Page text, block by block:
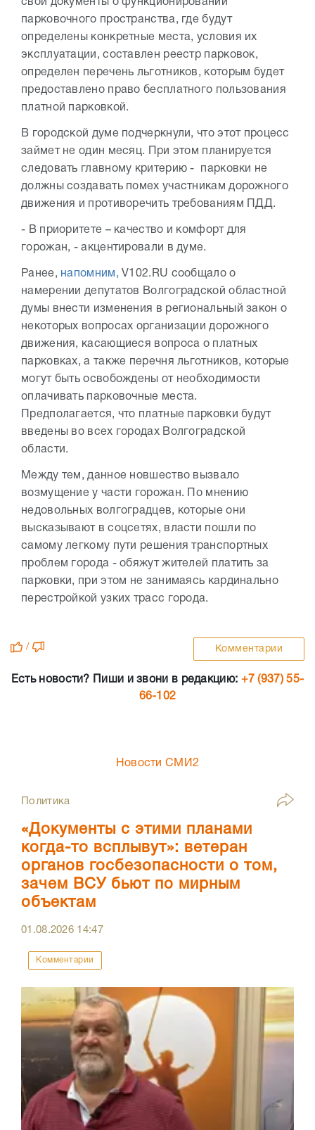
свои документы о функционировании
парковочного пространства, где будут
определены конкретные места, условия их
эксплуатации, составлен реестр парковок,
определен перечень льготников, которым будет
предоставлено право бесплатного пользования
платной парковкой.
В городской думе подчеркнули, что этот процесс
займет не один месяц. При этом планируется
следовать главному критерию - парковки не
должны создавать помех участникам дорожного
движения и противоречить требованиям ПДД.
- В приоритете – качество и комфорт для
горожан, - акцентировали в думе.
Ранее, напомним, V102.RU сообщало о
намерении депутатов Волгоградской областной
думы внести изменения в региональный закон о
некоторых вопросах организации дорожного
движения, касающиеся вопроса о платных
парковках, а также перечня льготников, которые
могут быть освобождены от необходимости
оплачивать парковочные места.
Предполагается, что платные парковки будут
введены во всех городах Волгоградской
области.
Между тем, данное новшество вызвало
возмущение у части горожан. По мнению
недовольных волгоградцев, которые они
высказывают в соцсетях, власти пошли по
самому легкому пути решения транспортных
проблем города - обяжут жителей платить за
парковки, при этом не занимаясь кардинально
перестройкой узких трасс города.
/ Комментарии
Есть новости? Пиши и звони в редакцию: +7 (937) 55-
66-102
Новости СМИ2
Политика
«Документы с этими планами
когда-то всплывут»: ветеран
органов госбезопасности о том,
зачем ВСУ бьют по мирным
объектам
01.08.2026 14:47
Комментарии